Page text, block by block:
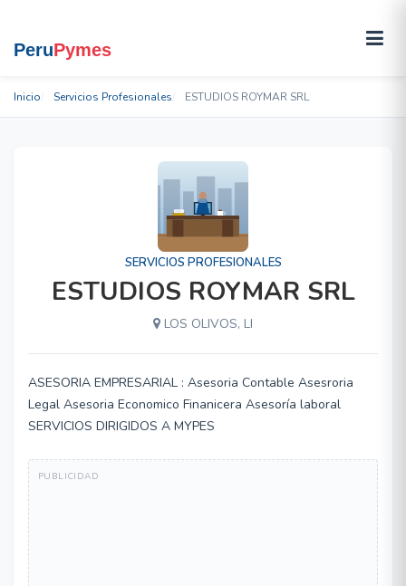
Inicio Servicios Profesionales ESTUDIOS ROYMAR SRL
SERVICIOS PROFESIONALES
ESTUDIOS ROYMAR SRL
LOS OLIVOS, LI
ASESORIA EMPRESARIAL : Asesoria Contable Asesroria
Legal Asesoria Economico Finanicera Asesoría laboral
SERVICIOS DIRIGIDOS A MYPES